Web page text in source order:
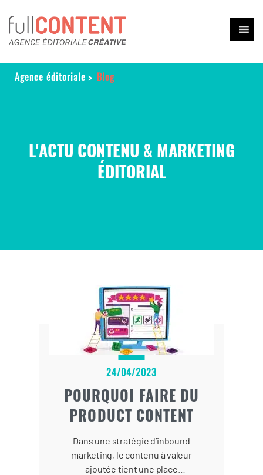
Agence éditoriale > Blog
L'ACTU CONTENU & MARKETING
ÉDITORIAL
24/04/2023
POURQUOI FAIRE DU
PRODUCT CONTENT
Dans une stratégie d’inbound
marketing, le contenu à valeur
ajoutée tient une place